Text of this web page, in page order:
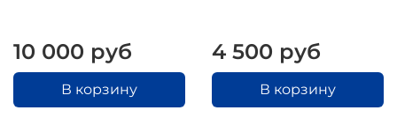
10 000 руб
В корзину
4 500 руб
В корзину